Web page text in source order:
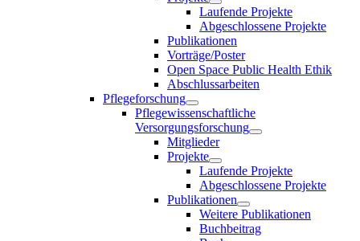
Laufende Projekte
Abgeschlossene Projekte
Publikationen
Vorträge/Poster
Open Space Public Health Ethik
Abschlussarbeiten
Pflegeforschung
Pflegewissenschaftliche
Versorgungsforschung
Mitglieder
Projekte
Laufende Projekte
Abgeschlossene Projekte
Publikationen
Weitere Publikationen
Buchbeitrag